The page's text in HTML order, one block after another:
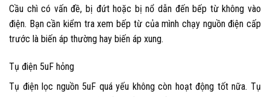
Cầu chì có vấn đề, bị đứt hoặc bị nổ dẫn đến bếp từ không vào
điện. Bạn cần kiểm tra xem bếp từ của mình chạy nguồn điện cấp
trước là biến áp thường hay biến áp xung.
Tụ điện 5uF hỏng
Tụ điện lọc nguồn 5uF quá yếu không còn hoạt động tốt nữa. Tụ